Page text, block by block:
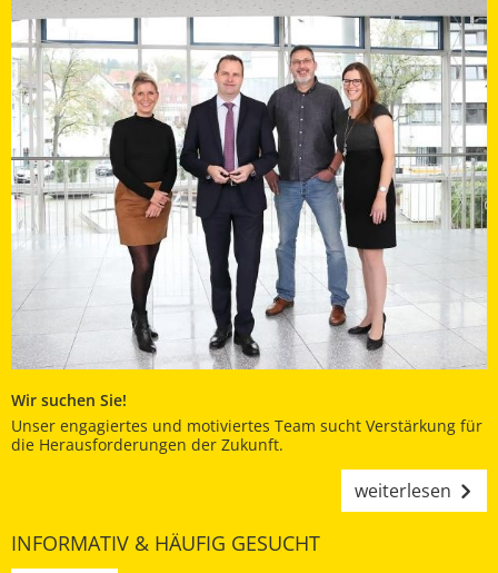
Wir suchen Sie!
Unser engagiertes und motiviertes Team sucht Verstärkung für
die Herausforderungen der Zukunft.
weiterlesen
INFORMATIV & HÄUFIG GESUCHT